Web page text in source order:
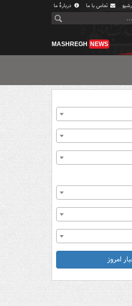
تماس با ما دربارهٔ ما
MASHREGH NEWS
امروز